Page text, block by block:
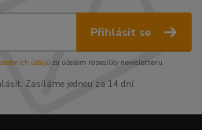
Přihlásit se
údajůza účelem rozesílky newsletteru.
Zasíláme jednou za 14 dní.